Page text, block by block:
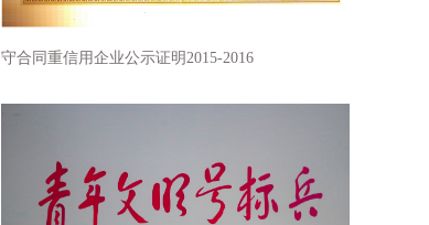
守合同重信用企业公示证明2015-2016